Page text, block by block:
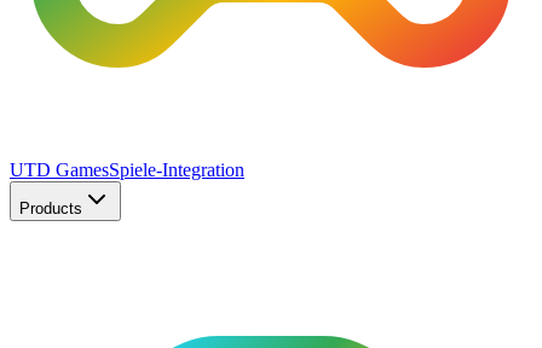
UTD GamesSpiele-Integration
Products